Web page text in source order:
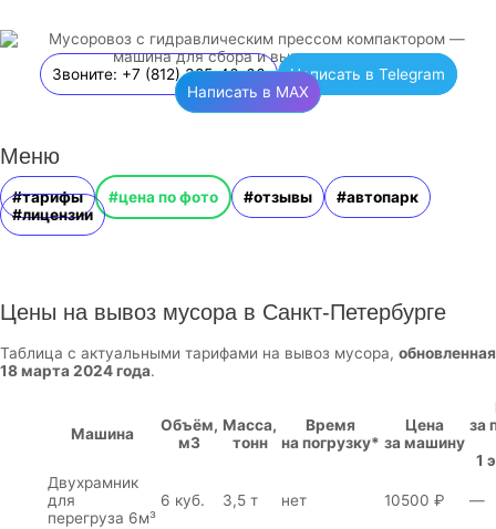
Звоните: +7 (812) 385-46-66
Написать в Telegram
Написать в MAX
Меню
#тарифы #цена по фото #отзывы
#автопарк
#лицензии
Цены на вывоз мусора в Санкт-Петербурге
Таблица с актуальными тарифами на вывоз мусора, обновленная
18 марта 2024 года.
Машина
Объём,
м3
Масса,
тонн
Время
на погрузку*
Цена
за машину
за
1
Двухрамник
для
перегруза 6м³
6 куб. 3,5 т нет 10500 ₽ —